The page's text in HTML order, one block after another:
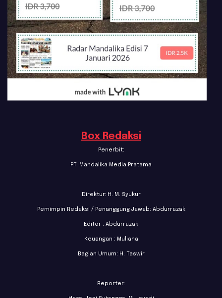
Box Redaksi
Penerbit:
PT. Mandalika Media Pratama
Direktur: H. M. Syukur
Pemimpin Redaksi / Penanggung Jawab: Abdurrazak
Editor : Abdurrazak
Keuangan : Muliana
Bagian Umum: H. Taswir
Reporter: